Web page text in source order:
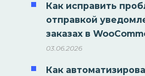
Как исправить
отправкой
заказах в
03.06.2026
Как